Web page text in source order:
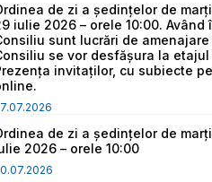
de zi a ședințelor de
iulie 2026 – orele 10:00. Având
sunt lucrări de
se vor desfășura la
invitaților, cu subiecte
de zi a ședințelor de
2026 – orele 10:00